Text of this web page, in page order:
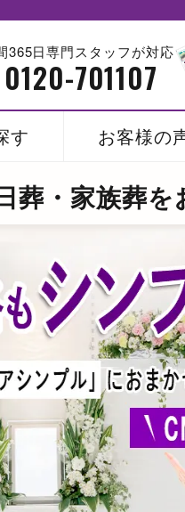
365日専門スタッフが対応
0120-701107
す お客様の
葬・家族葬を